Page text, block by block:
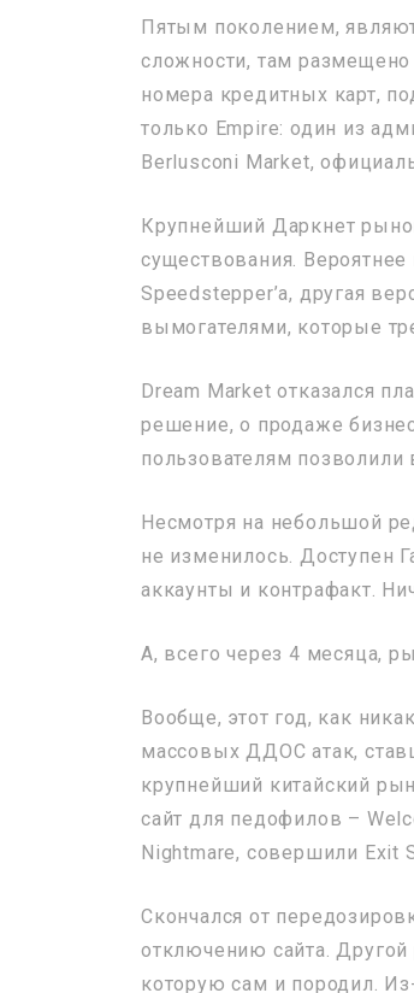
Пятым поколением,
сложности, там
номера кредитных карт,
только Empire: один из
Berlusconi Market,
Крупнейший Даркнет
существования. Вероятнее
Speedstepper’a, другая
вымогателями, которые
Dream Market отказался
решение, о продаже
пользователям позволили
Несмотря на небольшой
не изменилось. Доступен
аккаунты и контрафакт.
А, всего через 4 месяца,
Вообще, этот год, как
массовых ДДОС атак,
крупнейший китайский
сайт для педофилов –
Nightmare, совершили Exit
Скончался от
отключению сайта.
которую сам и породил.